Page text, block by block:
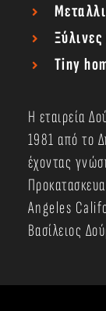
Ξύλινες
Tiny
Η εταιρεία
1981 από το
έχοντας
Angeles
Βασίλειος